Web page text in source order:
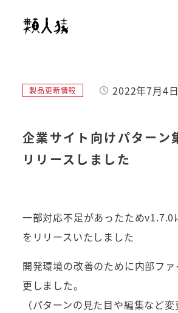
企業サイト向けパター
リリースしました
投稿日2022年7月4日
カテゴリー
製品更新情報
一部対応不足があったためv1.7.0
をリリースいたしました
開発環境の改善のために内部フ
更しました。
（パターンの見た目や編集など